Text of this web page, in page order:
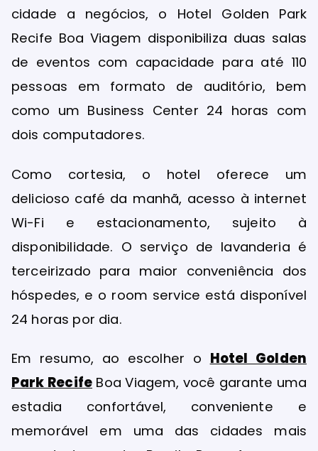
cidade a negócios, o Hotel Golden Park
Recife Boa Viagem disponibiliza duas salas
de eventos com capacidade para até 110
pessoas em formato de auditório, bem
como um Business Center 24 horas com
dois computadores.
Como cortesia, o hotel oferece um
delicioso café da manhã, acesso à internet
Wi-Fi e estacionamento, sujeito à
disponibilidade. O serviço de lavanderia é
terceirizado para maior conveniência dos
hóspedes, e o room service está disponível
24 horas por dia.
Em resumo, ao escolher o Hotel Golden
Park Recife Boa Viagem, você garante uma
estadia confortável, conveniente e
memorável em uma das cidades mais